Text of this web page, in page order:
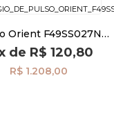
Orient F49SS027NH
E1SX
de R$ 120,80
R$ 1.208,00